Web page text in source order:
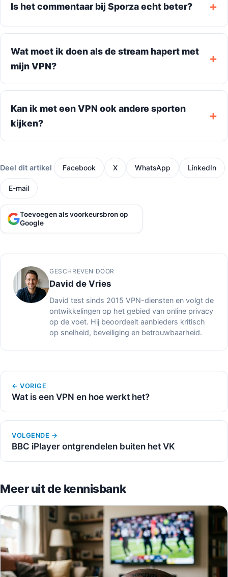
Is het commentaar bij Sporza echt beter?
Wat moet ik doen als de stream hapert met
mijn VPN?
Kan ik met een VPN ook andere sporten
kijken?
Deel dit artikel Facebook X WhatsApp LinkedIn
E-mail
Toevoegen als voorkeursbron op
Google
GESCHREVEN DOOR
David de Vries
David test sinds 2015 VPN-diensten en volgt de
ontwikkelingen op het gebied van online privacy
op de voet. Hij beoordeelt aanbieders kritisch
op snelheid, beveiliging en betrouwbaarheid.
← VORIGE
Wat is een VPN en hoe werkt het?
VOLGENDE →
BBC iPlayer ontgrendelen buiten het VK
Meer uit de kennisbank